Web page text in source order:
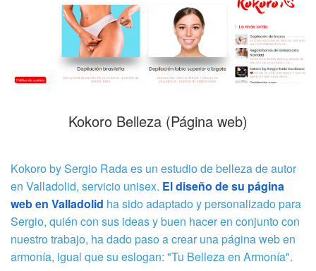
Kokoro Belleza (Página web)
Kokoro by Sergio Rada es un estudio de belleza de autor
en Valladolid, servicio unisex. El diseño de su página
web en Valladolid ha sido adaptado y personalizado para
Sergio, quién con sus ideas y buen hacer en conjunto con
nuestro trabajo, ha dado paso a crear una página web en
armonía, igual que su eslogan: "Tu Belleza en Armonía".